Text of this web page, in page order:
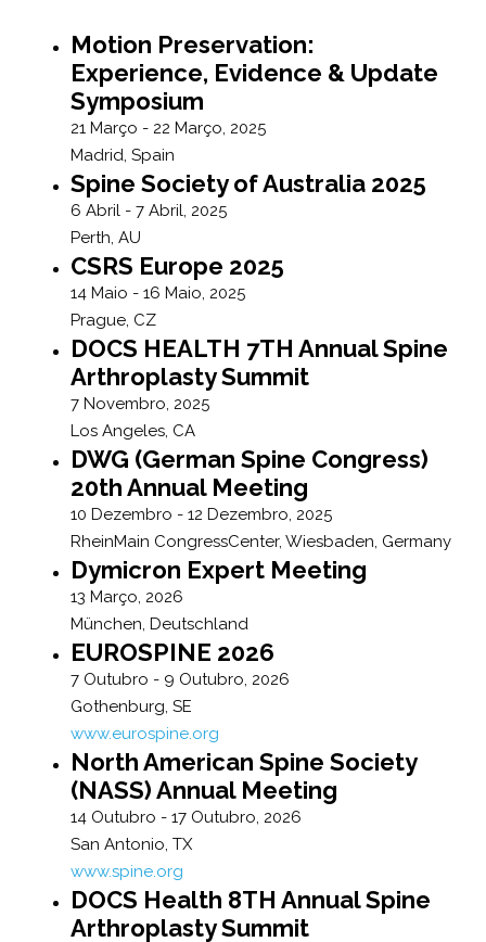
Motion Preservation:
Experience, Evidence & Update
Symposium
21 Março - 22 Março, 2025
Madrid, Spain
Spine Society of Australia 2025
6 Abril - 7 Abril, 2025
Perth, AU
CSRS Europe 2025
14 Maio - 16 Maio, 2025
Prague, CZ
DOCS HEALTH 7TH Annual Spine
Arthroplasty Summit
7 Novembro, 2025
Los Angeles, CA
DWG (German Spine Congress)
20th Annual Meeting
10 Dezembro - 12 Dezembro, 2025
RheinMain CongressCenter, Wiesbaden, Germany
Dymicron Expert Meeting
13 Março, 2026
München, Deutschland
EUROSPINE 2026
7 Outubro - 9 Outubro, 2026
Gothenburg, SE
www.eurospine.org
North American Spine Society
(NASS) Annual Meeting
14 Outubro - 17 Outubro, 2026
San Antonio, TX
www.spine.org
DOCS Health 8TH Annual Spine
Arthroplasty Summit